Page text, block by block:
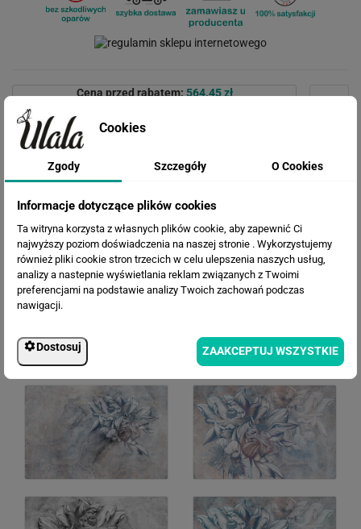
Cena przed rabatem:564.45 zł
Cena po rabacie:433.08 zł
Cookies
Zgody Szczegóły O Cookies
Informacje dotyczące plików cookies
Ta witryna korzysta z własnych plików cookie, aby zapewnić Ci
najwyższy poziom doświadczenia na naszej stronie . Wykorzystujemy
również pliki cookie stron trzecich w celu ulepszenia naszych usług,
analizy a nastepnie wyświetlania reklam związanych z Twoimi
preferencjami na podstawie analizy Twoich zachowań podczas
nawigacji.
Dostosuj ZAAKCEPTUJ WSZYSTKIE